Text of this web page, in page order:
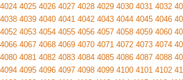
4024 4025 4026 4027 4028 4029 4030 4031 4032
4038 4039 4040 4041 4042 4043 4044 4045 4046
4052 4053 4054 4055 4056 4057 4058 4059 4060
4066 4067 4068 4069 4070 4071 4072 4073 4074
4080 4081 4082 4083 4084 4085 4086 4087 4088
4094 4095 4096 4097 4098 4099 4100 4101 4102